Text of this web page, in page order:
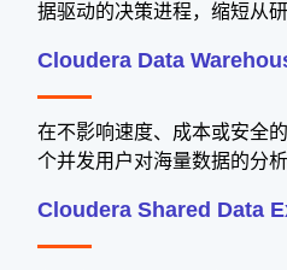
据驱动的决策进程，缩短从
Cloudera Data
在不影响速度、成本或安全
个并发用户对海量数据的分析
Cloudera Shared Data